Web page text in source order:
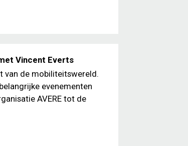
Vincent Everts
van de mobiliteitswereld.
evenementen
AVERE tot de